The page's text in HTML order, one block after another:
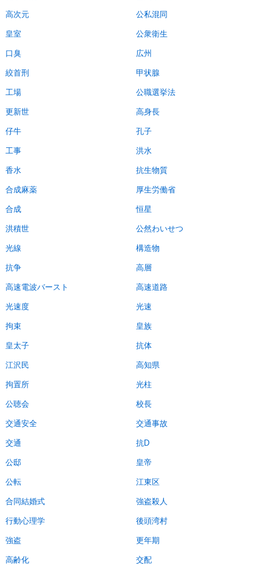
高次元 公私混同
皇室 公衆衛生
口臭 広州
絞首刑 甲状腺
工場 公職選挙法
更新世 高身長
仔牛 孔子
工事 洪水
香水 抗生物質
合成麻薬 厚生労働省
合成 恒星
洪積世 公然わいせつ
光線 構造物
抗争 高層
高速電波バースト 高速道路
光速度 光速
拘束 皇族
皇太子 抗体
江沢民 高知県
拘置所 光柱
公聴会 校長
交通安全 交通事故
交通 抗D
公邸 皇帝
公転 江東区
合同結婚式 強盗殺人
行動心理学 後頭湾村
強盗 更年期
高齢化 交配